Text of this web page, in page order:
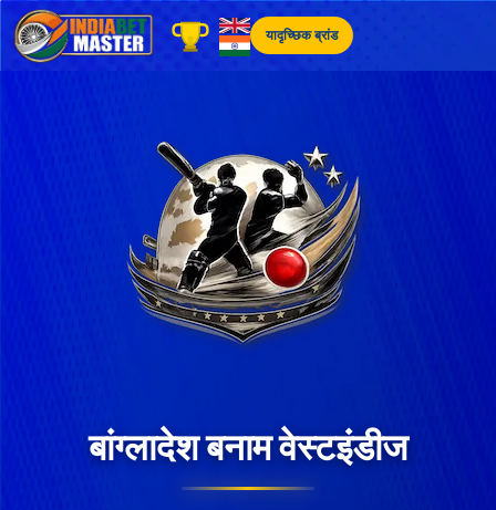
Skip
to
content
यादृच्छिक ब्रांड
बांग्लादेश बनाम वेस्टइंडीज